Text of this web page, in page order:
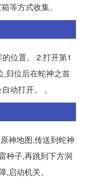
等方式收集。
位置。 2.打开第1
,归位后在蛇神之首
动打开。 。
神地图,传送到蛇神
种子,再跳到下方洞
启动机关。